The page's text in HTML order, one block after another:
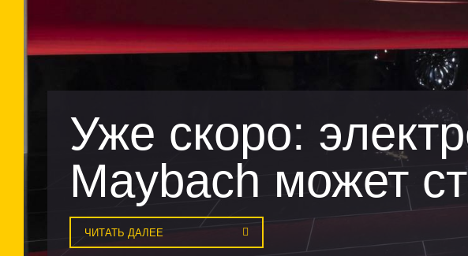
Уже скоро:
Maybach может
ЧИТАТЬ ДАЛЕЕ